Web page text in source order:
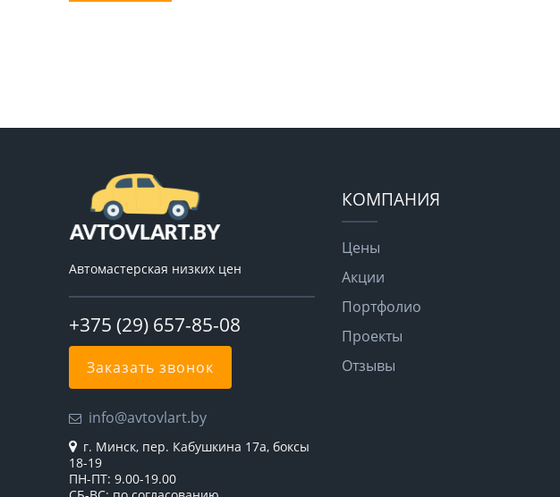
Автомастерская низких цен
+375 (29) 657-85-08
Заказать звонок
info@avtovlart.by
г. Минск, пер. Кабушкина 17а, боксы
18-19
ПН-ПТ: 9.00-19.00
КОМПАНИЯ
Цены
Акции
Портфолио
Проекты
Отзывы